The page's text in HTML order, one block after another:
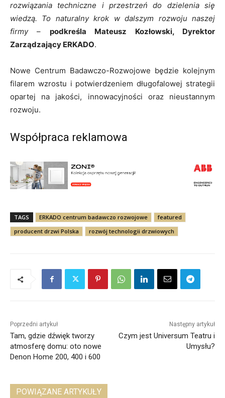
rozwiązania techniczne i przestrzeń do dzielenia się
wiedzą. To naturalny krok w dalszym rozwoju naszej
firmy– podkreśla Mateusz Kozłowski, Dyrektor
Zarządzający ERKADO.
Nowe Centrum Badawczo-Rozwojowe będzie kolejnym
filarem wzrostu i potwierdzeniem długofalowej strategii
opartej na jakości, innowacyjności oraz nieustannym
rozwoju.
Współpraca reklamowa
TAGS ERKADO centrum badawczo rozwojowe
featured
producent drzwi Polska
rozwój technologii drzwiowych
Poprzedni artykuł
Tam, gdzie dźwięk tworzy
atmosferę domu: oto nowe
Denon Home 200, 400 i 600
Następny artykuł
Czym jest Universum Teatru i
Umysłu?
POWIĄZANE ARTYKUŁY